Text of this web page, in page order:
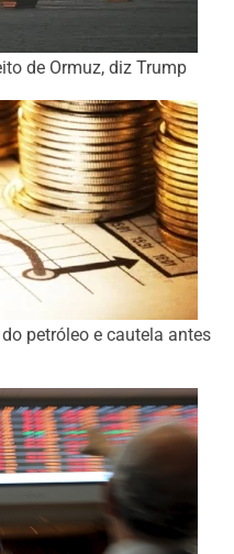
de Ormuz, diz Trump
petróleo e cautela antes